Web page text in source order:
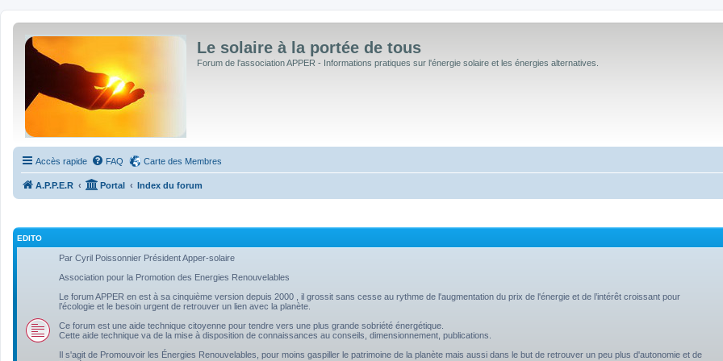
Le solaire à la portée de tous
Forum de l'association APPER - Informations pratiques sur l'énergie solaire et les énergies alternatives.
Accès rapide FAQ Carte des Membres
A.P.P.E.R Portal Index du forum
EDITO
Par Cyril Poissonnier Président Apper-solaire
Association pour la Promotion des Energies Renouvelables
Le forum APPER en est à sa cinquième version depuis 2000 , il grossit sans cesse au rythme de l'augmentation du prix de l'énergie et de l’intérêt croissant pour
l’écologie et le besoin urgent de retrouver un lien avec la planète.
Ce forum est une aide technique citoyenne pour tendre vers une plus grande sobriété énergétique.
Cette aide technique va de la mise à disposition de connaissances au conseils, dimensionnement, publications.
Il s'agit de Promouvoir les Énergies Renouvelables, pour moins gaspiller le patrimoine de la planète mais aussi dans le but de retrouver un peu plus d'autonomie et de